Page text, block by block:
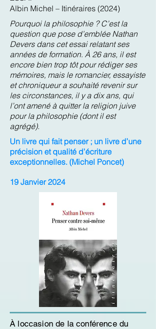
Albin Michel – Itinéraires (2024)
Pourquoi la philosophie ? C’est la
question que pose d’emblée Nathan
Devers dans cet essai relatant ses
années de formation. À 26 ans, il est
encore bien trop tôt pour rédiger ses
mémoires, mais le romancier, essayiste
et chroniqueur a souhaité revenir sur
les circonstances, il y a dix ans, qui
l’ont amené à quitter la religion juive
pour la philosophie (dont il est
agrégé).
Un livre qui fait penser ; un livre d’une
précision et qualité d’écriture
exceptionnelles. (Michel Poncet)
19 Janvier 2024
À loccasion de laconférence du